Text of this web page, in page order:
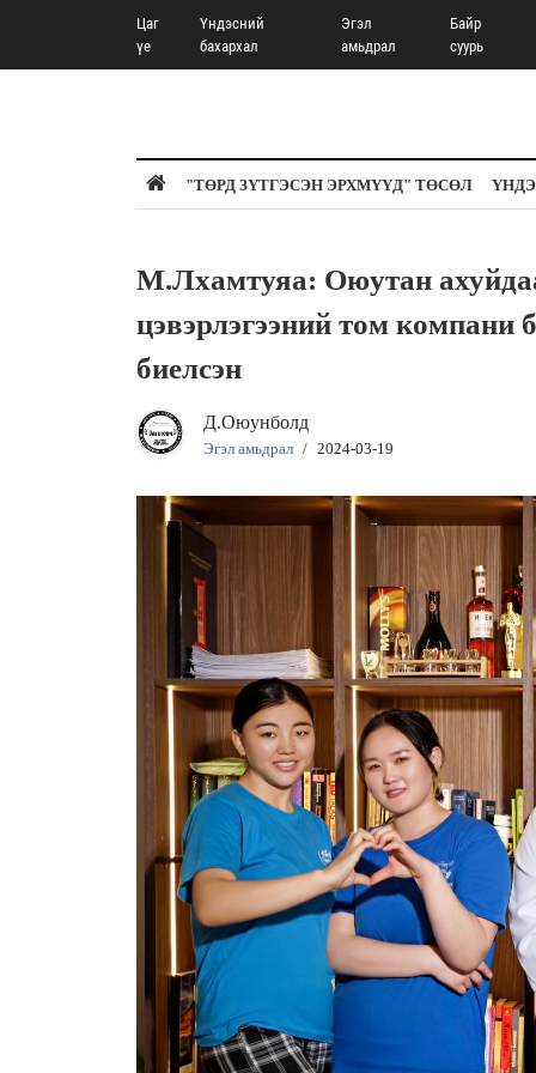
Цаг
үе
Үндэсний
бахархал
Эгэл
амьдрал
Байр
суурь
"ТӨРД ЗҮТГЭСЭН ЭРХМҮҮД" ТӨСӨЛ
М.Лхамтуяа: Оюутан ахуйдаа
цэвэрлэгээний том компани
биелсэн
Д.Оюунболд
Эгэл амьдрал / 2024-03-19